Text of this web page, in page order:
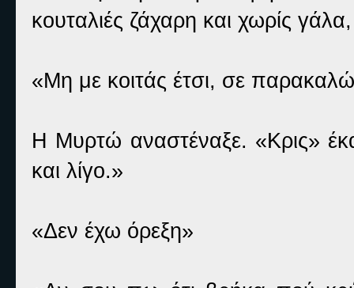
κουταλιές ζάχαρη και χωρίς
«Μη με κοιτάς έτσι, σε
Η Μυρτώ αναστέναξε. «Κρις»
και λίγο.»
«Δεν έχω όρεξη»